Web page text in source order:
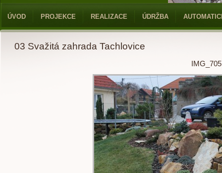
ÚVOD PROJEKCE REALIZACE ÚDRŽBA
03 Svažitá zahrada Tachlovice